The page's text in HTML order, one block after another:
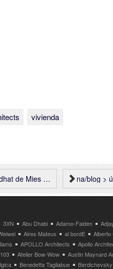
vivienda
na/blog >
van der Rohe
3XN Abu Dhabi Adamo-Faiden
Aires Mateus al bordE
Alberto
APOLLO Architects
Apollo
Atelier Bow-Wow
Austin Maynard
Benedetta Tagliabue